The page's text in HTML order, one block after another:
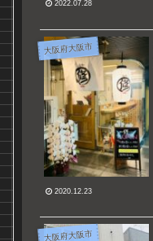
2022.07.28
大阪府大阪市
2020.12.23
大阪府大阪市